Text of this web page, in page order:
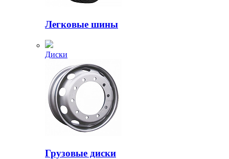
Легковые шины
Диски
Грузовые диски